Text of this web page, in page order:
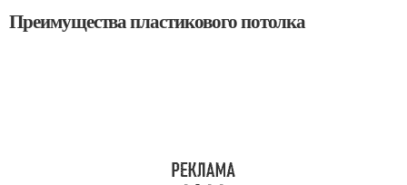
Преимущества пластикового потолка